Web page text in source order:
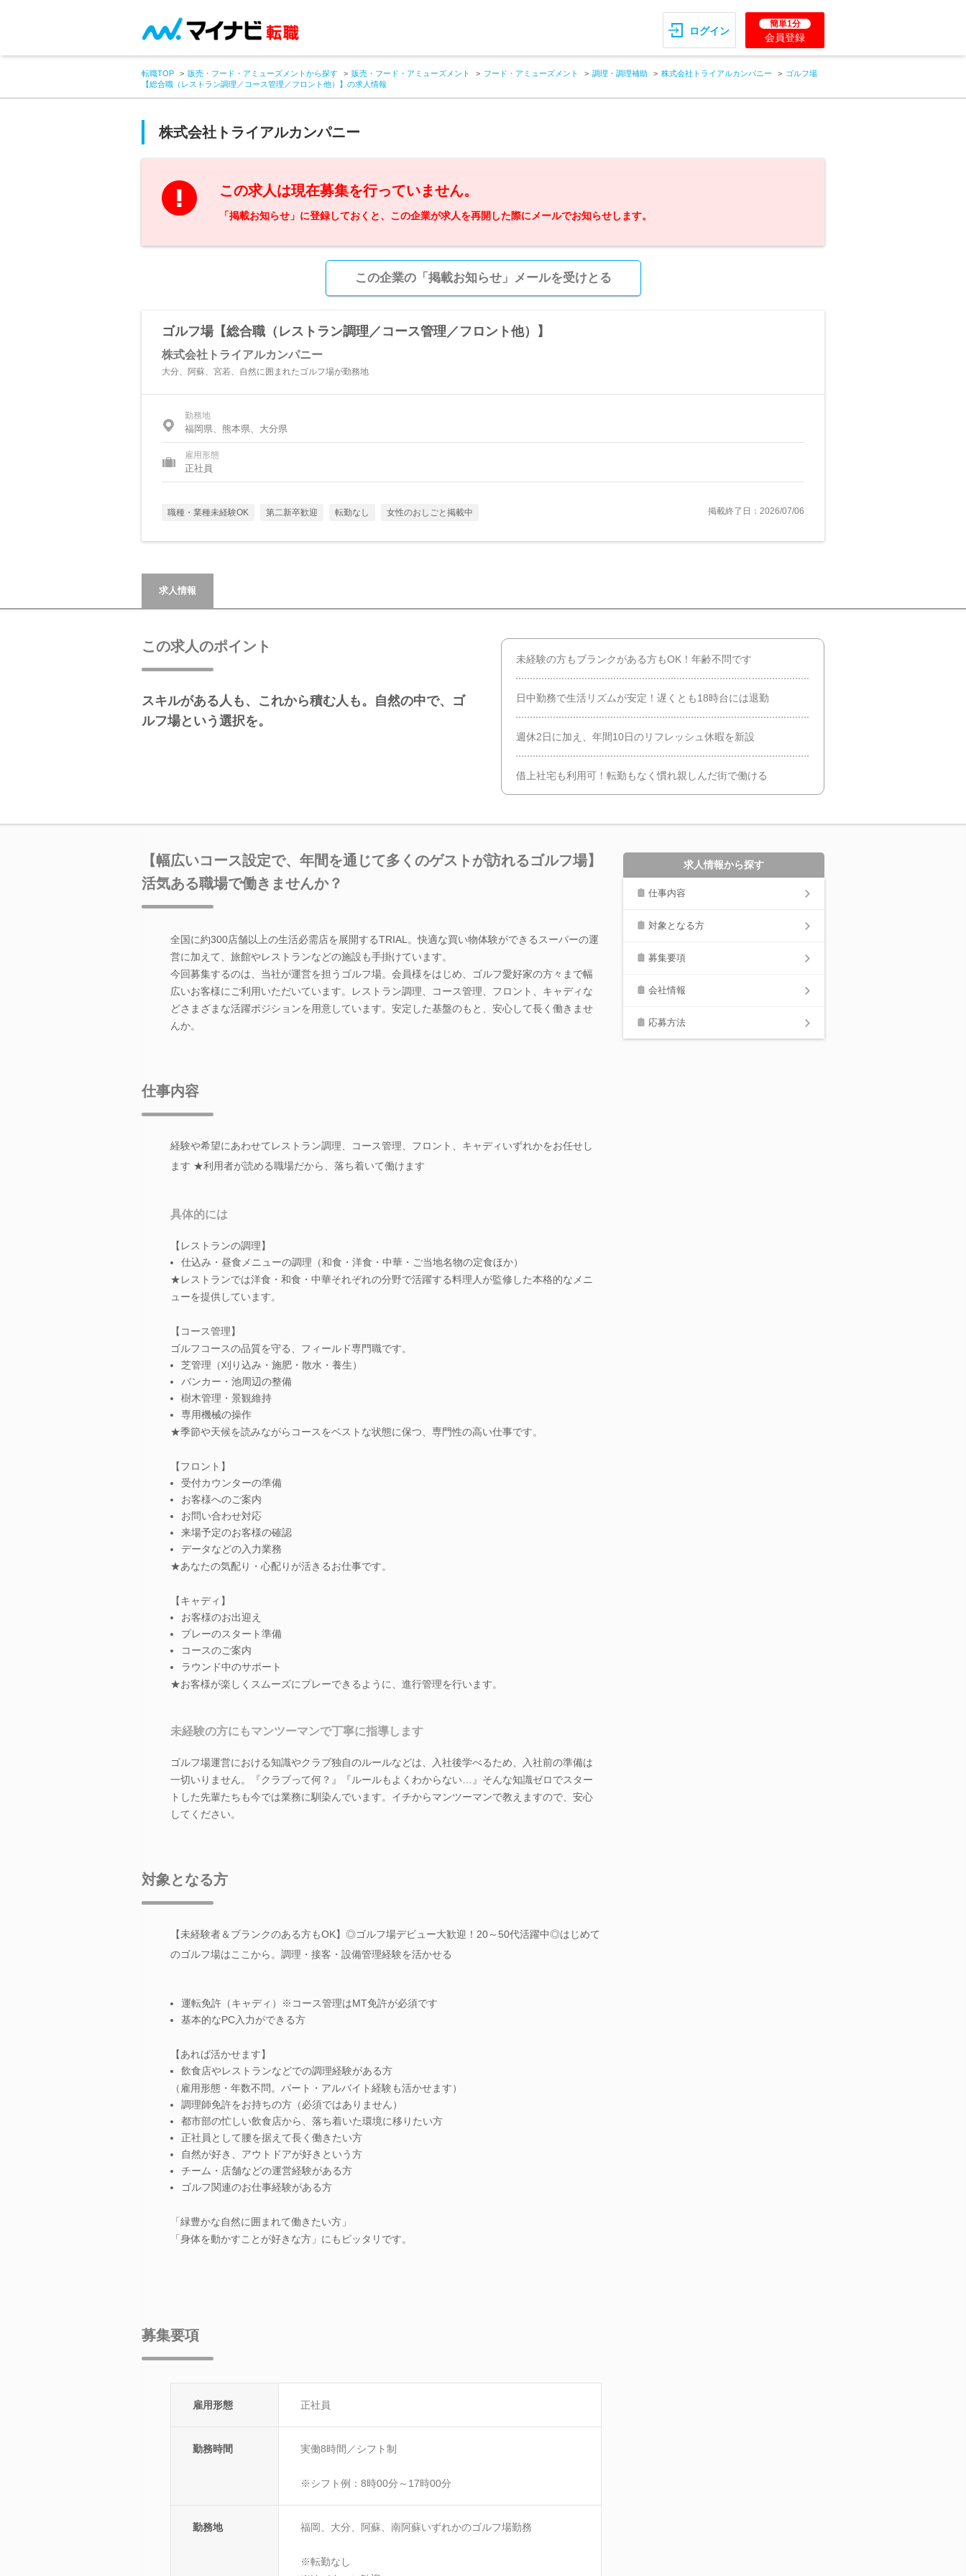
ログイン
簡単1分
会員登録
転職TOP 販売・フード・アミューズメントから探す 販売・フード・アミューズメント フード・アミューズメント 調理・調理補助 株式会社トライアルカンパニー
ゴルフ場
【総合職（レストラン調理／コース管理／フロント他）】の求人情報
株式会社トライアルカンパニー
この求人は現在募集を行っていません。
「掲載お知らせ」に登録しておくと、この企業が求人を再開した際にメールでお知らせします。
この企業の「掲載お知らせ」メールを受けとる
ゴルフ場【総合職（レストラン調理／コース管理／フロント他）】
株式会社トライアルカンパニー
大分、阿蘇、宮若、自然に囲まれたゴルフ場が勤務地
勤務地
福岡県、熊本県、大分県
雇用形態
正社員
職種・業種未経験OK 第二新卒歓迎 転勤なし 女性のおしごと掲載中 掲載終了日：2026/07/06
求人情報
この求人のポイント
スキルがある人も、これから積む人も。自然の中で、ゴ
ルフ場という選択を。
未経験の方もブランクがある方もOK！年齢不問です
日中勤務で生活リズムが安定！遅くとも18時台には退勤
週休2日に加え、年間10日のリフレッシュ休暇を新設
借上社宅も利用可！転勤もなく慣れ親しんだ街で働ける
【幅広いコース設定で、年間を通じて多くのゲストが訪れるゴルフ場】
活気ある職場で働きませんか？
全国に約300店舗以上の生活必需店を展開するTRIAL。快適な買い物体験ができるスーパーの運
営に加えて、旅館やレストランなどの施設も手掛けています。
今回募集するのは、当社が運営を担うゴルフ場。会員様をはじめ、ゴルフ愛好家の方々まで幅
広いお客様にご利用いただいています。レストラン調理、コース管理、フロント、キャディな
どさまざまな活躍ポジションを用意しています。安定した基盤のもと、安心して長く働きませ
んか。
仕事内容
経験や希望にあわせてレストラン調理、コース管理、フロント、キャディいずれかをお任せし
ます ★利用者が読める職場だから、落ち着いて働けます
具体的には
【レストランの調理】
仕込み・昼食メニューの調理（和食・洋食・中華・ご当地名物の定食ほか）
★レストランでは洋食・和食・中華それぞれの分野で活躍する料理人が監修した本格的なメニ
ューを提供しています。
【コース管理】
ゴルフコースの品質を守る、フィールド専門職です。
芝管理（刈り込み・施肥・散水・養生）
バンカー・池周辺の整備
樹木管理・景観維持
専用機械の操作
★季節や天候を読みながらコースをベストな状態に保つ、専門性の高い仕事です。
【フロント】
受付カウンターの準備
お客様へのご案内
お問い合わせ対応
来場予定のお客様の確認
データなどの入力業務
★あなたの気配り・心配りが活きるお仕事です。
【キャディ】
お客様のお出迎え
プレーのスタート準備
コースのご案内
ラウンド中のサポート
★お客様が楽しくスムーズにプレーできるように、進行管理を行います。
未経験の方にもマンツーマンで丁寧に指導します
ゴルフ場運営における知識やクラブ独自のルールなどは、入社後学べるため、入社前の準備は
一切いりません。『クラブって何？』『ルールもよくわからない…』そんな知識ゼロでスター
トした先輩たちも今では業務に馴染んでいます。イチからマンツーマンで教えますので、安心
してください。
対象となる方
【未経験者＆ブランクのある方もOK】◎ゴルフ場デビュー大歓迎！20～50代活躍中◎はじめて
のゴルフ場はここから。調理・接客・設備管理経験を活かせる
運転免許（キャディ）※コース管理はMT免許が必須です
基本的なPC入力ができる方
【あれば活かせます】
飲食店やレストランなどでの調理経験がある方
（雇用形態・年数不問。パート・アルバイト経験も活かせます）
調理師免許をお持ちの方（必須ではありません）
都市部の忙しい飲食店から、落ち着いた環境に移りたい方
正社員として腰を据えて長く働きたい方
自然が好き、アウトドアが好きという方
チーム・店舗などの運営経験がある方
ゴルフ関連のお仕事経験がある方
「緑豊かな自然に囲まれて働きたい方」
「身体を動かすことが好きな方」にもピッタリです。
募集要項
雇用形態 正社員
勤務時間 実働8時間／シフト制
※シフト例：8時00分～17時00分
勤務地 福岡、大分、阿蘇、南阿蘇いずれかのゴルフ場勤務
※転勤なし
求人情報から探す
仕事内容
対象となる方
募集要項
会社情報
応募方法